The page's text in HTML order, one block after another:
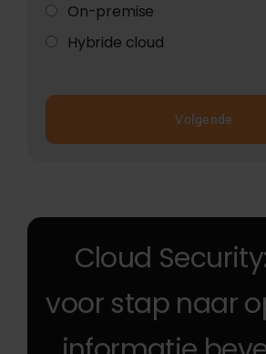
On-premise
Hybride cloud
Volgende
Cloud
voor stap naar